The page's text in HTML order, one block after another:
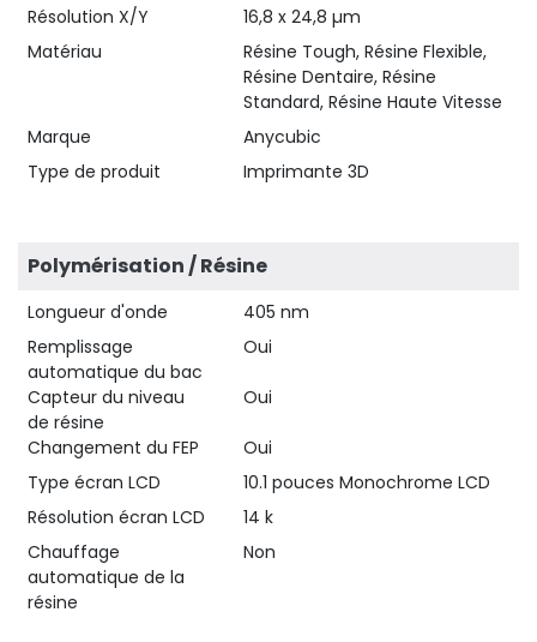
Résolution X/Y
16,8 x 24,8 µm
Matériau
Résine Tough, Résine Flexible,
Résine Dentaire, Résine
Standard, Résine Haute Vitesse
Marque
Anycubic
Type de produit
Imprimante 3D
Polymérisation / Résine
Longueur d'onde
405 nm
Remplissage
automatique du bac
Oui
Capteur du niveau
de résine
Oui
Changement du FEP
Oui
Type écran LCD
10.1 pouces Monochrome LCD
Résolution écran LCD
14 k
Chauffage
automatique de la
résine
Non